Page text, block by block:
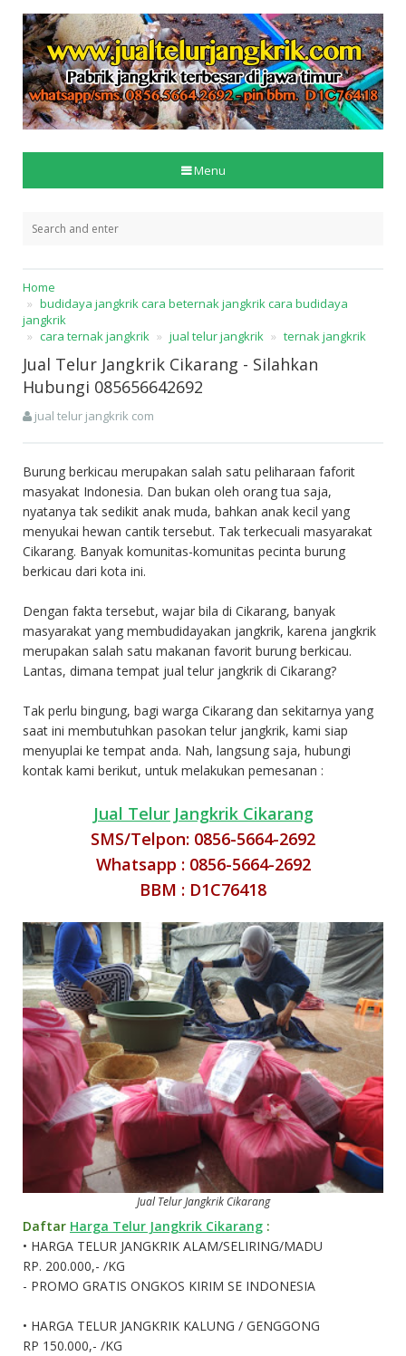
Menu
Home
budidaya jangkrik cara beternak jangkrik cara budidaya
jangkrik
cara ternak jangkrik
jual telur jangkrik ternak jangkrik
Jual Telur Jangkrik Cikarang - Silahkan
Hubungi 085656642692
jual telur jangkrik com
Burung berkicau merupakan salah satu peliharaan faforit
masyakat Indonesia. Dan bukan oleh orang tua saja,
nyatanya tak sedikit anak muda, bahkan anak kecil yang
menyukai hewan cantik tersebut. Tak terkecuali masyarakat
Cikarang. Banyak komunitas-komunitas pecinta burung
berkicau dari kota ini.
Dengan fakta tersebut, wajar bila di Cikarang, banyak
masyarakat yang membudidayakan jangkrik, karena jangkrik
merupakan salah satu makanan favorit burung berkicau.
Lantas, dimana tempat jual telur jangkrik di Cikarang?
Tak perlu bingung, bagi warga Cikarang dan sekitarnya yang
saat ini membutuhkan pasokan telur jangkrik, kami siap
menyuplai ke tempat anda. Nah, langsung saja, hubungi
kontak kami berikut, untuk melakukan pemesanan :
Jual Telur Jangkrik Cikarang
SMS/Telpon: 0856-5664-2692
Whatsapp : 0856-5664-2692
BBM : D1C76418
Jual Telur Jangkrik Cikarang
Daftar Harga Telur Jangkrik Cikarang :
• HARGA TELUR JANGKRIK ALAM/SELIRING/MADU
RP. 200.000,- /KG
- PROMO GRATIS ONGKOS KIRIM SE INDONESIA
• HARGA TELUR JANGKRIK KALUNG / GENGGONG
RP 150.000,- /KG